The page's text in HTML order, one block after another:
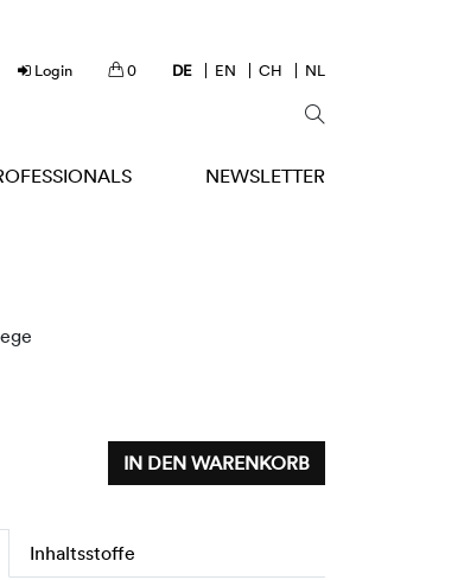
Login 0 DE EN CH NL
NEWSLETTER
IN DEN WARENKORB
Inhaltsstoffe